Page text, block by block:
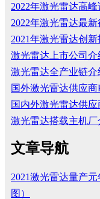
2022年激光雷达高
2022年激光雷达最
2021年激光雷达创
激光雷达上市公司介
激光雷达全产业链介
国外激光雷达供应商
国内外激光雷达供应
激光雷达搭载主机厂
文章导航
2021激光雷达量产
图）